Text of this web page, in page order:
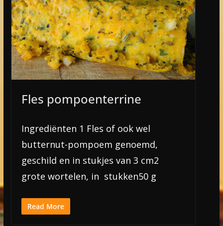
Fles pompoenterrine
Ingrediënten 1 Fles of ook wel
butternut-pompoem genoemd,
geschild en in stukjes van 3 cm2
grote wortelen, in stukken50 g
Read More